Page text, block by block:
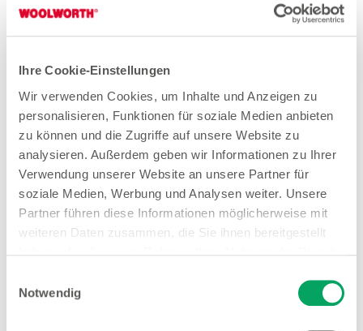
Ihre Cookie-Einstellungen
Wir verwenden Cookies, um Inhalte und Anzeigen zu
personalisieren, Funktionen für soziale Medien anbieten
zu können und die Zugriffe auf unsere Website zu
analysieren. Außerdem geben wir Informationen zu Ihrer
Verwendung unserer Website an unsere Partner für
soziale Medien, Werbung und Analysen weiter. Unsere
Partner führen diese Informationen möglicherweise mit
weiteren Daten zusammen, die Sie ihnen bereitgestellt
Einstellungen zu den Cookies finden Sie
Notwendig
Vorratsdosen
ab1.50